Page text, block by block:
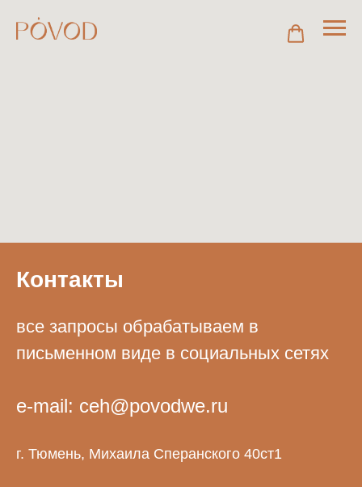
Контакты
все запросы обрабатываем в
письменном виде в социальных сетях
e-mail: ceh@povodwe.ru
г. Тюмень, Михаила Сперанского 40ст1